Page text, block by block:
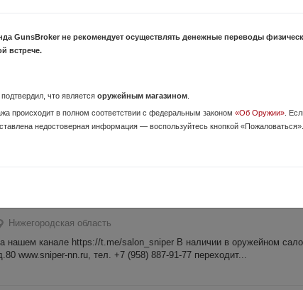
нашем канале https://t.me/salon_sniper В наличии в оружейном
www.sniper-nn.ru, тел. +7 (958) 887-91-77 переходит...
№1
Нижегородская область
нашем канале https://t.me/salon_sniper В наличии в оружейном
www.sniper-nn.ru, тел. +7 (958) 887-91-77 переходит...
№14
Нижегородская область
нашем канале https://t.me/salon_sniper В наличии в оружейном
www.sniper-nn.ru, тел. +7 (958) 887-91-77 переходит...
GunsBroker не рекомендует осуществлять денежные переводы
встрече.
что является оружейным магазином
происходит в полном соответствии с федеральным законом «Об Оружии» .
недостоверная информация — воспользуйтесь кнопкой «Пожаловаться».